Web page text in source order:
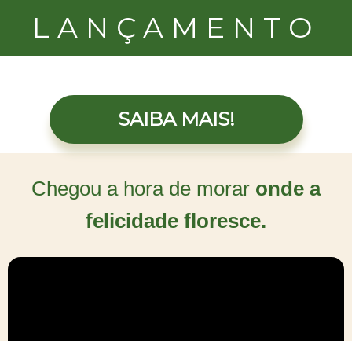
LANÇAMENTO
SAIBA MAIS!
Chegou a hora de morar onde a
felicidade floresce.